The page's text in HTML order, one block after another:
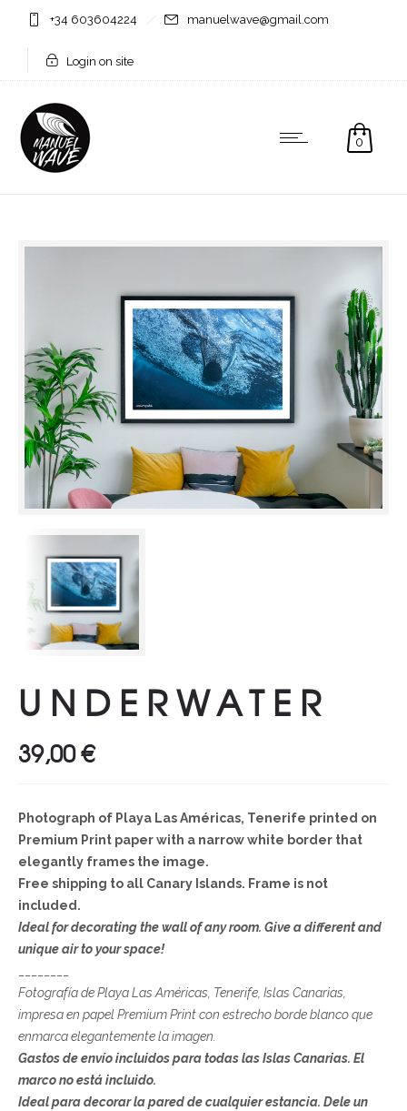
+34 603604224 manuelwave@gmail.com
Login on site
0
UNDERWATER
39,00€
Photograph of Playa Las Américas, Tenerife printed on
Premium Print paper with a narrow white border that
elegantly frames the image.
Free shipping to all Canary Islands. Frame is not
included.
Ideal for decorating the wall of any room. Give a different and
unique air to your space!
Fotografía de Playa Las Américas, Tenerife, Islas Canarias,
impresa en papel Premium Print con estrecho borde blanco que
enmarca elegantemente la imagen.
Gastos de envío incluidos para todas las Islas Canarias. El
marco no está incluido.
Ideal para decorar la pared de cualquier estancia. Dele un